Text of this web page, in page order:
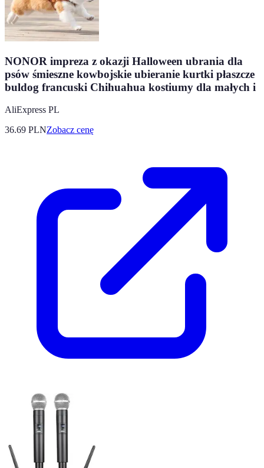
NONOR impreza z okazji Halloween ubrania dla
psów śmieszne kowbojskie ubieranie kurtki płaszcze
buldog francuski Chihuahua kostiumy dla małych i
AliExpress PL
36.69 PLNZobacz cenę